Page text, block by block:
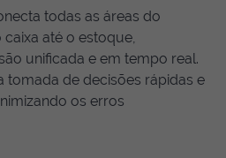
todas as áreas do
até o estoque,
unificada e em tempo real.
tomada de decisões rápidas e
os erros